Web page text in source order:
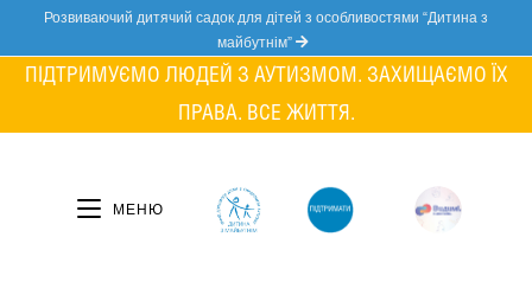
content
Розвиваючий дитячий садок для дітей з особливостями “Дитина з
майбутнім”
ПІДТРИМУЄМО ЛЮДЕЙ З АУТИЗМОМ. ЗАХИЩАЄМО ЇХ
ПРАВА. ВСЕ ЖИТТЯ.
МЕНЮ